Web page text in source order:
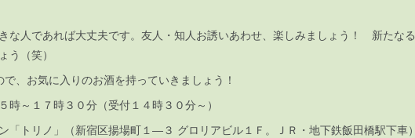
な人であれば大丈夫です。友人・知人お誘いあわせ、楽しみましょう！ 新たなる
う（笑）
、お気に入りのお酒を持っていきましょう！
時～１７時３０分（受付１４時３０分～）
「トリノ」（新宿区揚場町１―３ グロリアビル１Ｆ。ＪＲ・地下鉄飯田橋駅下車）